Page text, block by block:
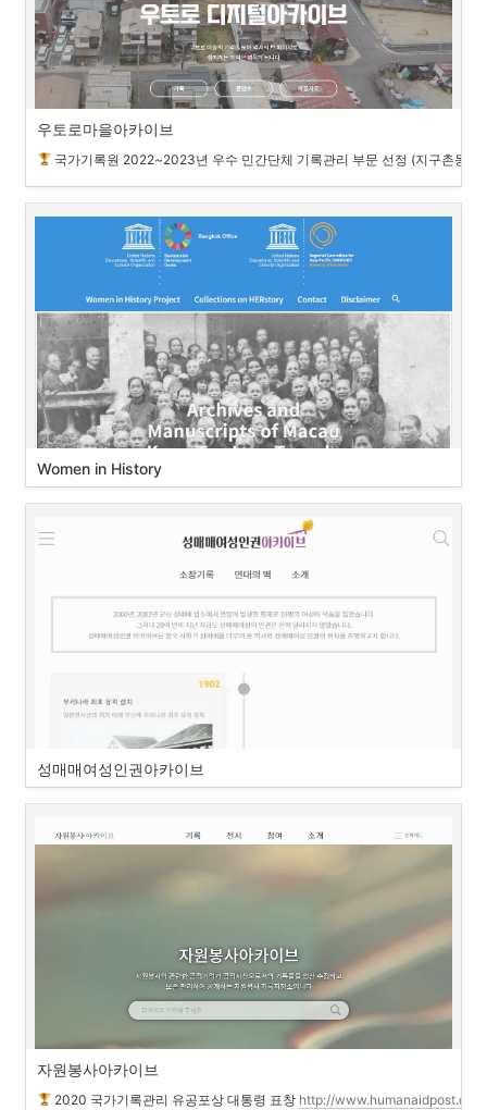
우토로마을아카이브
국가기록원 2022~2023년 우수 민간단체 기록관리 부문 선정 (지구촌동포
Women in History
성매매여성인권아카이브
자원봉사아카이브
2020 국가기록관리 유공포상 대통령 표창 http://